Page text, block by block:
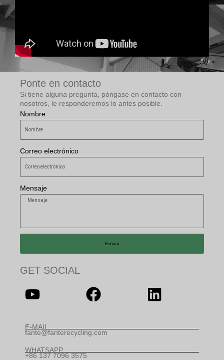
Ponte en contacto
Si tiene alguna pregunta, póngase en contacto con
nosotros, le responderemos lo antes posible.
Nombre
Correo electrónico
Mensaje
Enviar
GET SOCIAL
E-MAIL
fante@fanterecycling.com
WHATSAPP
+86 137 7096 3575